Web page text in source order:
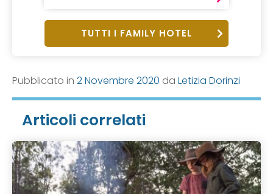
TUTTI I FAMILY HOTEL
Pubblicato in 2 Novembre 2020 da Letizia Dorinzi
Articoli correlati